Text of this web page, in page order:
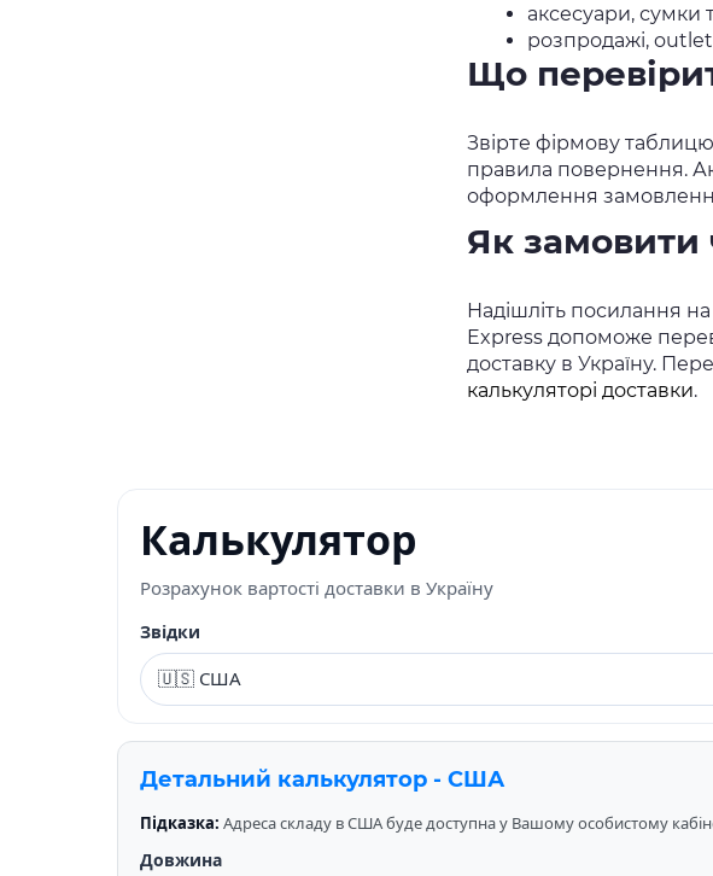
аксесуари, сумки
розпродажі,
Що
Звірте фірмову
правила повернення.
оформлення
Як замовити
Надішліть посилання на
Express допоможе
доставку в Україну.
калькуляторі доставки.
Калькулятор
Розрахунок вартості доставки в Україну
Звідки
Детальний калькулятор - США
Підказка: Адреса складу в США буде доступна у Вашому особистому
Довжина